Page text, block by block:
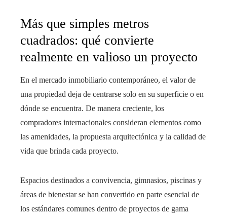
Más que simples metros
cuadrados: qué convierte
realmente en valioso un proyecto
En el mercado inmobiliario contemporáneo, el valor de
una propiedad deja de centrarse solo en su superficie o en
dónde se encuentra. De manera creciente, los
compradores internacionales consideran elementos como
las amenidades, la propuesta arquitectónica y la calidad de
vida que brinda cada proyecto.
Espacios destinados a convivencia, gimnasios, piscinas y
áreas de bienestar se han convertido en parte esencial de
los estándares comunes dentro de proyectos de gama